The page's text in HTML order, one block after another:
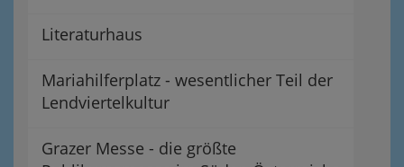
Literaturhaus
Mariahilferplatz - wesentlicher Teil der
Lendviertelkultur
Grazer Messe - die größte